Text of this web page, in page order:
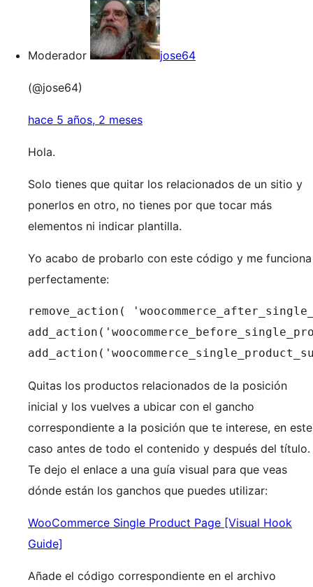
Moderador jose64
(@jose64)
hace 5 años, 2 meses
Hola.
Solo tienes que quitar los relacionados de un sitio y
ponerlos en otro, no tienes por que tocar más
elementos ni indicar plantilla.
Yo acabo de probarlo con este código y me funciona
perfectamente:
remove_action(
Quitas los productos relacionados de la posición
inicial y los vuelves a ubicar con el gancho
correspondiente a la posición que te interese, en este
caso antes de todo el contenido y después del título.
Te dejo el enlace a una guía visual para que veas
dónde están los ganchos que puedes utilizar:
WooCommerce Single Product Page [Visual Hook
Guide]
Añade el código correspondiente en el archivo